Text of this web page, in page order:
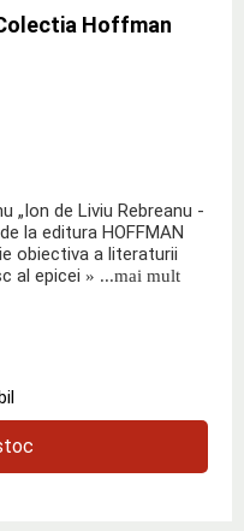
Hoffman
„Ion de Liviu Rebreanu -
la editura HOFFMAN
obiectiva a literaturii
al epicei » ...mai mult